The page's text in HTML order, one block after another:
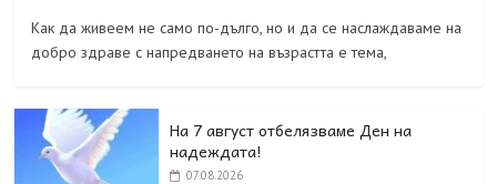
Как да живеем не само по-дълго, но и да се наслаждаваме на
добро здраве с напредването на възрастта е тема,
На 7 август отбелязваме Ден на
надеждата!
07.08.2026